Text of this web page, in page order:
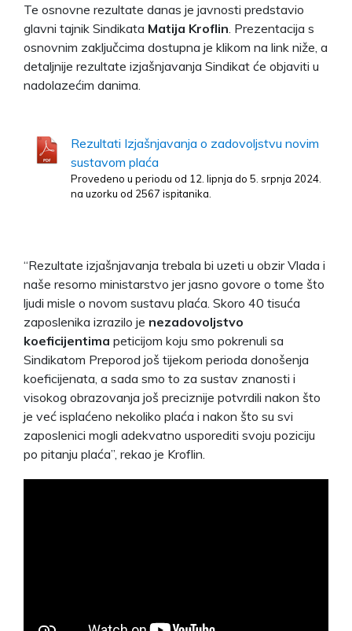
Te osnovne rezultate danas je javnosti predstavio
glavni tajnik Sindikata Matija Kroflin . Prezentacija s
osnovnim zaključcima dostupna je klikom na link niže, a
detaljnije rezultate izjašnjavanja Sindikat će objaviti u
nadolazećim danima.
Rezultati Izjašnjavanja o zadovoljstvu novim
sustavom plaća
Provedeno u periodu od 12. lipnja do 5. srpnja 2024.
na uzorku od 2567 ispitanika.
“Rezultate izjašnjavanja trebala bi uzeti u obzir Vlada i
naše resorno ministarstvo jer jasno govore o tome što
ljudi misle o novom sustavu plaća. Skoro 40 tisuća
zaposlenika izrazilo je nezadovoljstvo
koeficijentima peticijom koju smo pokrenuli sa
Sindikatom Preporod još tijekom perioda donošenja
koeficijenata, a sada smo to za sustav znanosti i
visokog obrazovanja još preciznije potvrdili nakon što
je već isplaćeno nekoliko plaća i nakon što su svi
zaposlenici mogli adekvatno usporediti svoju poziciju
po pitanju plaća”, rekao je Kroflin.